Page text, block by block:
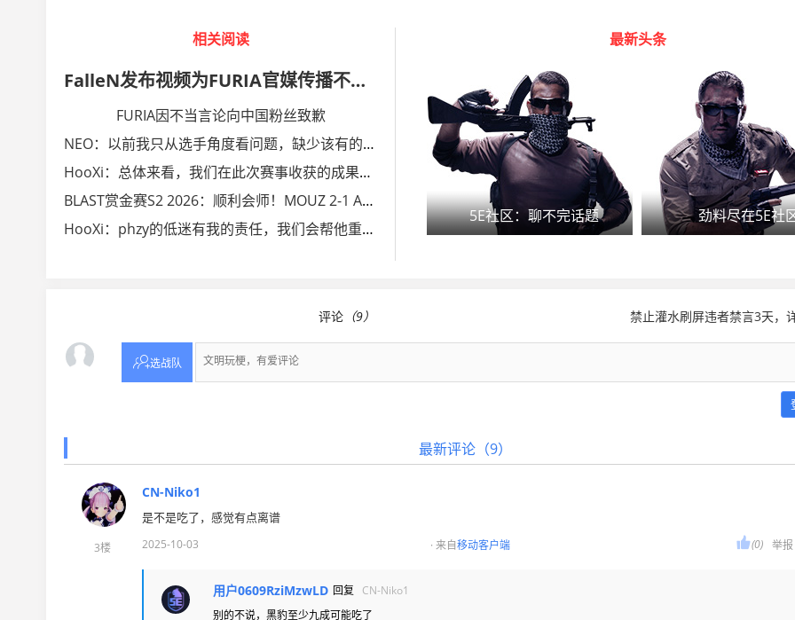
相关阅读
FalleN发布视频为FURIA官媒传播不当内容事件致歉
FURIA因不当言论向中国粉丝致歉
NEO：以前我只从选手角度看问题，缺少该有的教练视角
HooXi：总体来看，我们在此次赛事收获的成果远大于损失
BLAST赏金赛S2 2026：顺利会师！MOUZ 2-1 Astralis
HooXi：phzy的低迷有我的责任，我们会帮他重拾信心
最新头条
5E社区：聊不完话题 劲料尽在5E社
禁止灌水刷屏违者禁言3天，
评论 （9）
选战队
最新评论（9）
3楼
CN-Niko1
是不是吃了，感觉有点离谱
2025-10-03 · 来自移动客户端 举报
(0)
用户0609RziMzwLD 回复
CN-Niko1
别的不说，黑豹至少九成可能吃了